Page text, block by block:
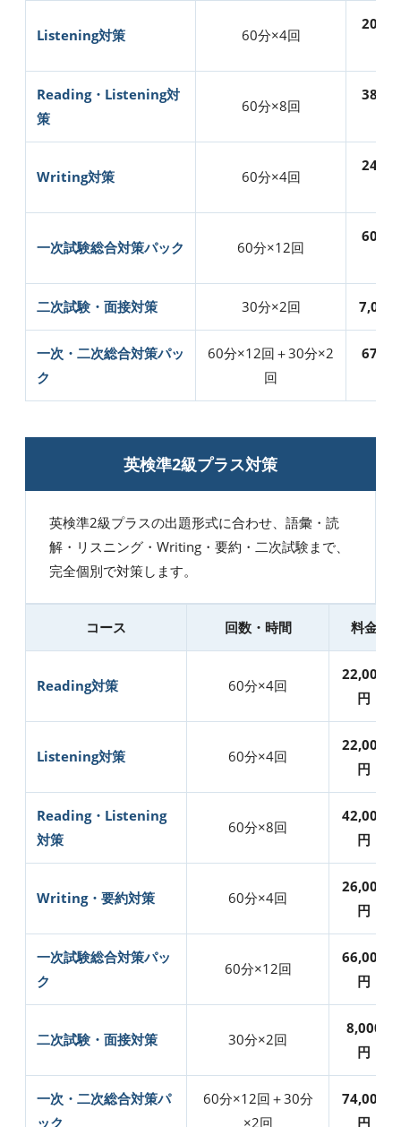
Listening対策 60分×4回
Reading・Listening対
策
60分×8回
Writing対策 60分×4回
一次試験総合対策パック 60分×12回
二次試験・面接対策 30分×2回 7,000
一次・二次総合対策パッ
ク
60分×12回＋30分×2
回
英検準2級プラス対策
英検準2級プラスの出題形式に合わせ、語彙・読
解・リスニング・Writing・要約・二次試験まで、
完全個別で対策します。
コース 回数・時間 料金
Reading対策 60分×4回
22,000
円
Listening対策 60分×4回
22,000
円
Reading・Listening
対策
60分×8回
42,000
円
Writing・要約対策 60分×4回
26,000
円
一次試験総合対策パッ
ク
60分×12回
66,000
円
二次試験・面接対策 30分×2回
8,000
円
一次・二次総合対策パ
ック
60分×12回＋30分
×2回
74,000
円